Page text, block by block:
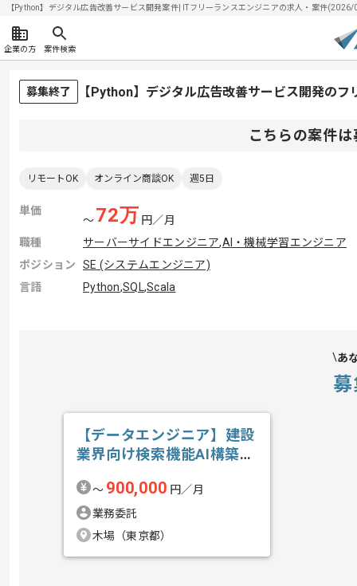
【Python】デジタル広告改善サービス開発案件| ITフリーランスエンジニアの求人・案件
企業の方 案件検索
募集終了 【Python】デジタル広告改善サービス開発のフ
こちらの案件
リモートOK オンライン商談OK 週5日
単価
〜72万 円／月
職種
サーバーサイドエンジニア,AI・機械学習エンジニア
ポジション
SE (システムエンジニア)
言語
Python,SQL ,Scala
あ
【データエンジニア】建設
業界向け検索機能AI構築の
〜 900,000 円／月
業務委託
木場（東京都）